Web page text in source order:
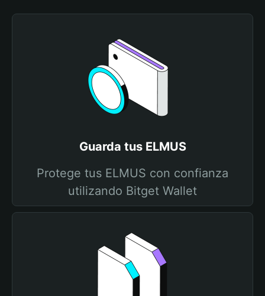
Guarda tus ELMUS
Protege tus ELMUS con confianza
utilizando Bitget Wallet